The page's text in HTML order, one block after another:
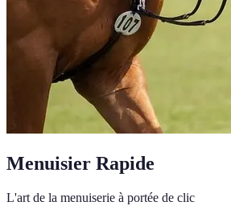
Menuisier Rapide
L'art de la menuiserie à portée de clic